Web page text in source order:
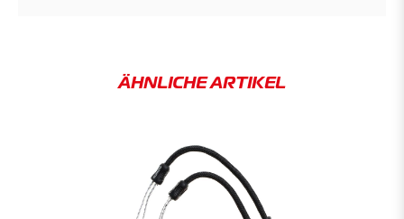
ÄHNLICHE ARTIKEL